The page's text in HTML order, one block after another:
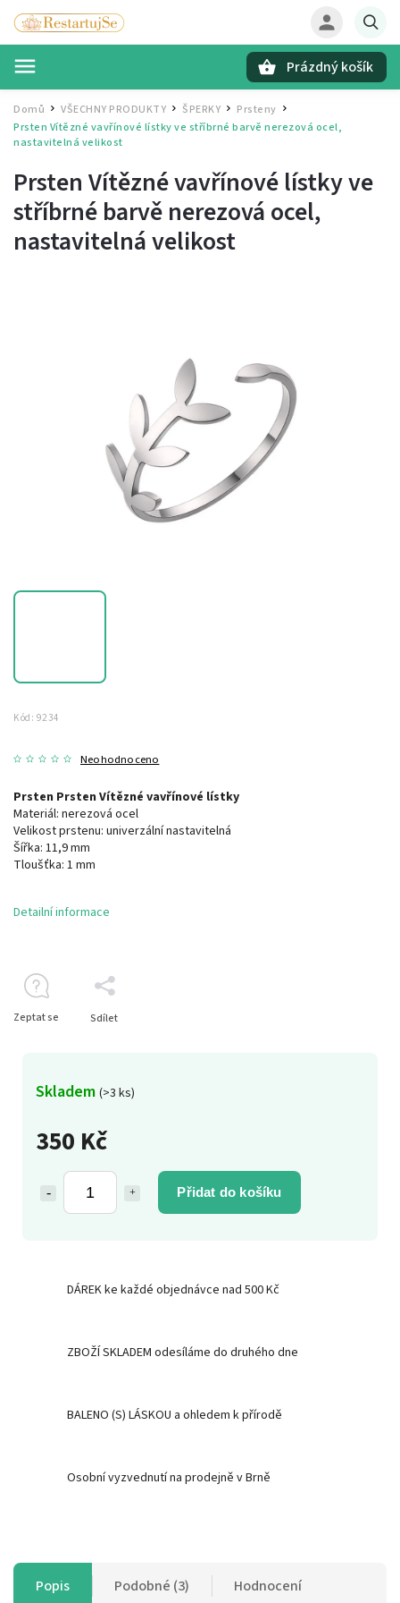
Prázdný košík
Domů / VŠECHNY PRODUKTY / ŠPERKY / Prsteny
Prsten Vítězné vavřínové lístky ve stříbrné barvě nerezová ocel,
nastavitelná velikost
Prsten Vítězné vavřínové lístky ve
stříbrné barvě nerezová ocel,
nastavitelná velikost
Kód: 9234
Neohodnoceno
350 Kč
Přidat do košíku
Skladem (>3 ks)
Prsten Prsten Vítězné vavřínové lístky
Materiál: nerezová ocel
Velikost prstenu: univerzální nastavitelná
Šířka: 11,9 mm
Tloušťka: 1 mm
Detailní informace
Zeptat se Sdílet
DÁREK ke každé objednávce nad 500 Kč
ZBOŽÍ SKLADEM odesíláme do druhého dne
BALENO (S) LÁSKOU a ohledem k přírodě
Osobní vyzvednutí na prodejně v Brně
Popis Podobné (3) Hodnocení